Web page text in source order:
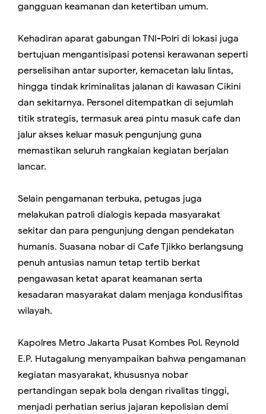
gangguan keamanan dan ketertiban umum.
Kehadiran aparat gabungan TNI-Polri di lokasi juga
bertujuan mengantisipasi potensi kerawanan seperti
perselisihan antar suporter, kemacetan lalu lintas,
hingga tindak kriminalitas jalanan di kawasan Cikini
dan sekitarnya. Personel ditempatkan di sejumlah
titik strategis, termasuk area pintu masuk cafe dan
jalur akses keluar masuk pengunjung guna
memastikan seluruh rangkaian kegiatan berjalan
lancar.
Selain pengamanan terbuka, petugas juga
melakukan patroli dialogis kepada masyarakat
sekitar dan para pengunjung dengan pendekatan
humanis. Suasana nobar di Cafe Tjikko berlangsung
penuh antusias namun tetap tertib berkat
pengawasan ketat aparat keamanan serta
kesadaran masyarakat dalam menjaga kondusifitas
wilayah.
Kapolres Metro Jakarta Pusat Kombes Pol. Reynold
E.P. Hutagalung menyampaikan bahwa pengamanan
kegiatan masyarakat, khususnya nobar
pertandingan sepak bola dengan rivalitas tinggi,
menjadi perhatian serius jajaran kepolisian demi